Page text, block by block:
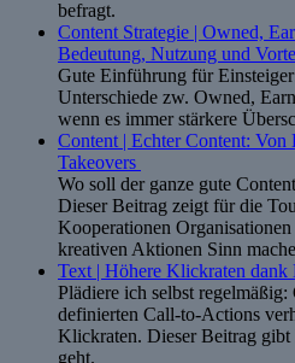
befragt.
Content Strategie | Owned,
Bedeutung, Nutzung und
Gute Einführung für
Unterschiede zw. Owned,
wenn es immer stärkere
Content | Echter Content:
Takeovers
Wo soll der ganze gute
Dieser Beitrag zeigt für die
Kooperationen
kreativen Aktionen Sinn
Text | Höhere Klickraten
Plädiere ich selbst
definierten Call-to-Actions
Klickraten. Dieser Beitrag
geht.